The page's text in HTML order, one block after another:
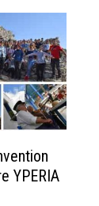
YPERIA